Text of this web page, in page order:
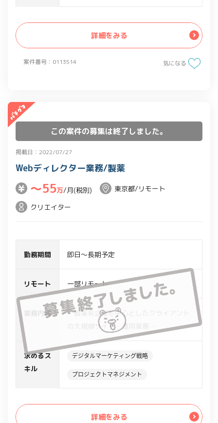
案件番号：0113514
詳細をみる
気になる
この案件の募集は終了しました。
掲載日：2022/07/27
Webディレクター業務/製薬
〜55万/月(税別)
東京都/リモート
クリエイター
勤務期間 即日～長期予定
リモート 一部リモート
業務内容
・製薬系企業を中心としたクライアント
の大規模サイト・運用業務
・CMS移管に伴う各種業務
・制作ディレクション業務 （要件定
案、公開作業 等）
理等の管理業務 等
求めるス
キル
デジタルマーケティング戦略
プロジェクトマネジメント
詳細をみる